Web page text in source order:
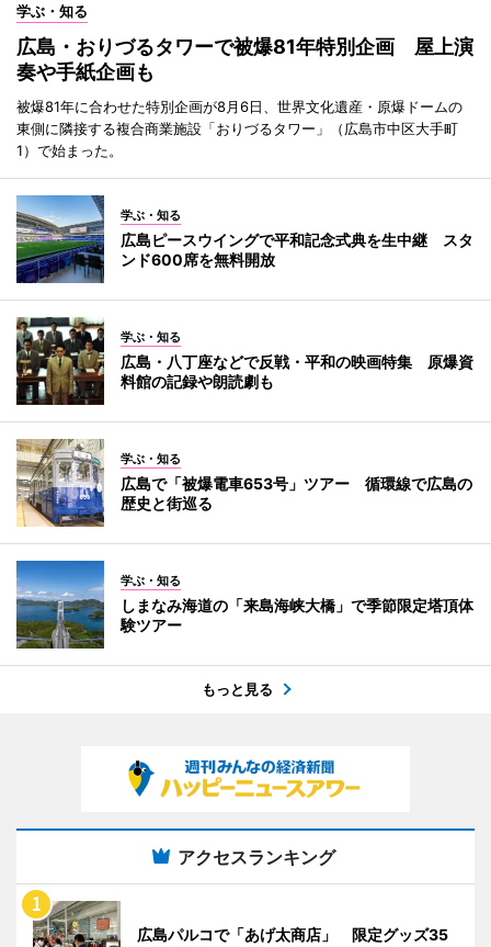
学ぶ・知る
広島・おりづるタワーで被爆81年特別企画 屋上演
奏や手紙企画も
被爆81年に合わせた特別企画が8月6日、世界文化遺産・原爆ドームの
東側に隣接する複合商業施設「おりづるタワー」（広島市中区大手町
1）で始まった。
学ぶ・知る
広島ピースウイングで平和記念式典を生中継 スタ
ンド600席を無料開放
学ぶ・知る
広島・八丁座などで反戦・平和の映画特集 原爆資
料館の記録や朗読劇も
学ぶ・知る
広島で「被爆電車653号」ツアー 循環線で広島の
歴史と街巡る
学ぶ・知る
しまなみ海道の「来島海峡大橋」で季節限定塔頂体
験ツアー
もっと見る
アクセスランキング
広島パルコで「あげ太商店」 限定グッズ35